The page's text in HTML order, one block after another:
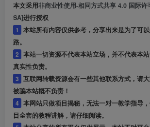
本文采用非商业性使用-相同方式共享 4.0 国际许
SA]进行授权
1
本站所有内容仅供参考，分享出来是为了可
路。
2 本站一切资源不代表本站立场，并不代表本
真实性负责。
3 互联网转载资源会有一些其他联系方式，请
被骗本站概不负责！
4 本网站只做项目揭秘，无法一对一教学指导
目全套的教程讲解，请仔细阅读。